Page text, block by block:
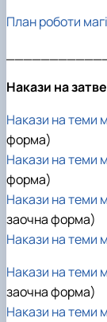
План роботи
Накази на
Накази на теми
форма)
Накази на теми
форма)
Накази на теми
заочна форма)
Накази на теми
Накази на теми
заочна форма)
Накази на теми